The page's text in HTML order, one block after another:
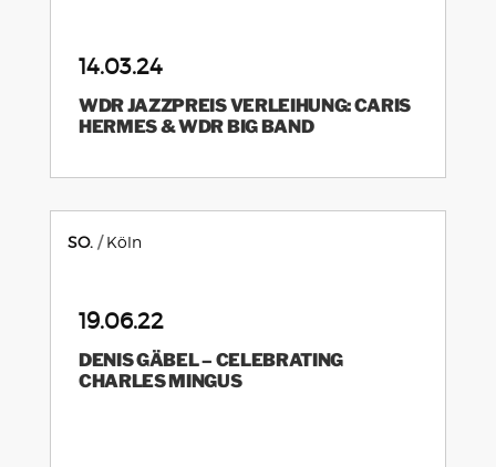
14.03.24
WDR JAZZPREIS VERLEIHUNG: CARIS
HERMES & WDR BIG BAND
SO. Köln
19.06.22
DENIS GÄBEL – CELEBRATING
CHARLES MINGUS